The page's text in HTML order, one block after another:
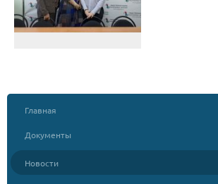
Главная
Документы
Новости